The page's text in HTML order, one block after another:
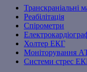
Транскраніальні
Реабілітація
Спірометри
Холтер ЕКГ
Моніторування
Системи стрес